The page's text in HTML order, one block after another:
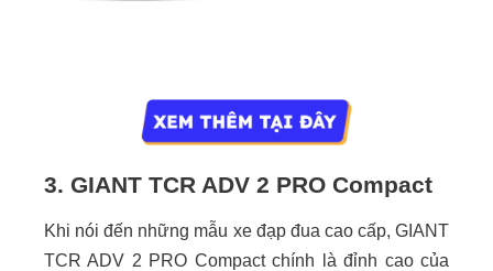
3. GIANT TCR ADV 2 PRO Compact
Khi nói đến những mẫu xe đạp đua cao cấp, GIANT
TCR ADV 2 PRO Compact chính là đỉnh cao của